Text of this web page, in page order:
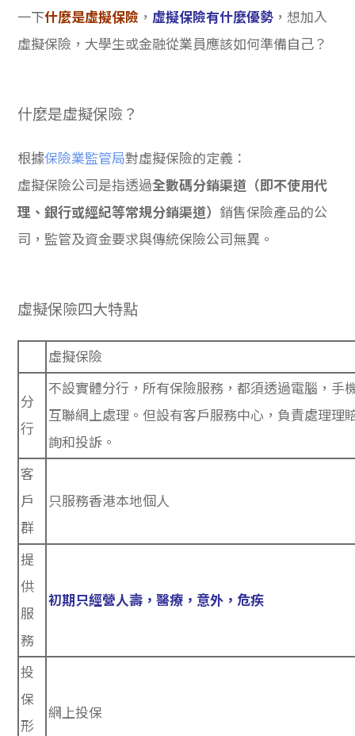
一下什麼是虛擬保險 ， 虛擬保險有什麼優勢 ，想加入
虛擬保險，大學生或金融從業員應該如何準備自己？
什麼是虛擬保險？
根據保險業監管局對虛擬保險的定義：
虛擬保險公司是指透過全數碼分銷渠道（即不使用代
理、銀行或經紀等常規分銷渠道） 銷售保險產品的公
司，監管及資金要求與傳統保險公司無異。
虛擬保險四大特點
虛擬保險
分
行
不設實體分行 ，所有保險服務，都須透過電腦，手
互聯網上處理。但設有客戶服務中心，負責處理理
詢和投訴。
客
戶
群
只服務香港本地個人
提
供
服
務
初期只經營人壽，醫療，意外，危疾
投
保
形
網上投保